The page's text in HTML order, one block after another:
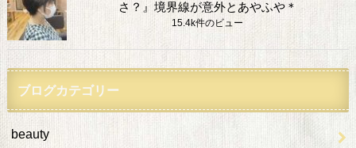
さ？』境界線が意外とあやふや＊
15.4k件のビュー
ブログカテゴリー
beauty